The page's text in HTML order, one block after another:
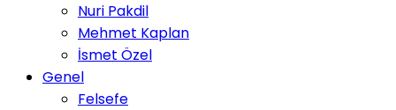
Nuri Pakdil
Mehmet Kaplan
İsmet Özel
Genel
Felsefe